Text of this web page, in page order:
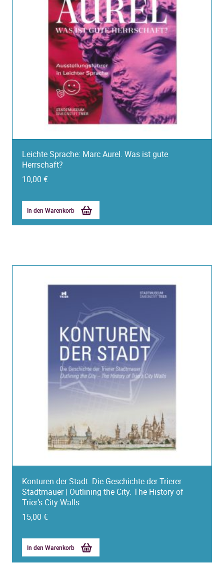
Leichte Sprache: Marc Aurel. Was ist gute
Herrschaft?
10,00 €
In den Warenkorb
Konturen der Stadt. Die Geschichte der Trierer
Stadtmauer | Outlining the City. The History of
Trier’s City Walls
15,00 €
In den Warenkorb